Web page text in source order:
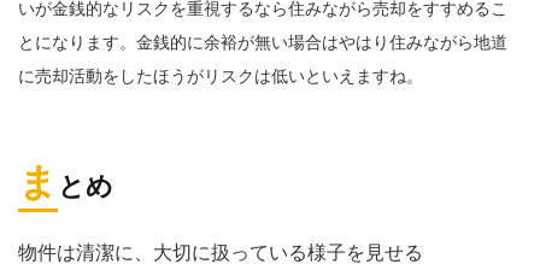
いが金銭的なリスクを重視するなら住みながら売却をすすめるこ
とになります。金銭的に余裕が無い場合はやはり住みながら地道
に売却活動をしたほうがリスクは低いといえますね。
ま とめ
物件は清潔に、大切に扱っている様子を見せる